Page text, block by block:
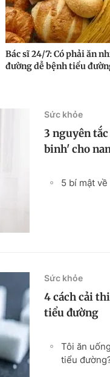
Bác sĩ 24/7: Có phải ăn
đường dễ bệnh tiểu
Sức khỏe
3 nguyên
binh' cho
5 bí mật
Sức khỏe
4 cách cải
tiểu đường
Tôi ăn
tiểu